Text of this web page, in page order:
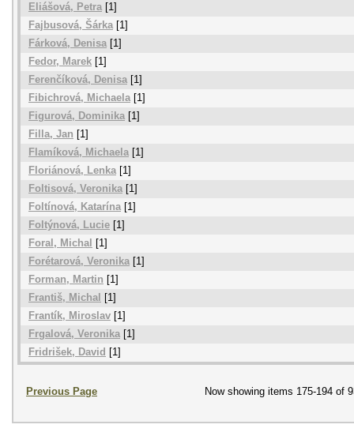
Eliášová, Petra [1]
Fajbusová, Šárka[1]
Fárková, Denisa [1]
Fedor, Marek [1]
Ferenčíková, Denisa [1]
Fibichrová, Michaela[1]
Figurová, Dominika [1]
Filla, Jan [1]
Flamíková, Michaela [1]
Floriánová, Lenka[1]
Foltisová, Veronika [1]
Foltínová, Katarína[1]
Foltýnová, Lucie [1]
Foral, Michal
[1]
Forétarová, Veronika [1]
Forman, Martin [1]
Františ, Michal
[1]
Frantík, Miroslav [1]
Frgalová, Veronika [1]
Fridrišek, David [1]
Previous Page Now showing items 175-194 of